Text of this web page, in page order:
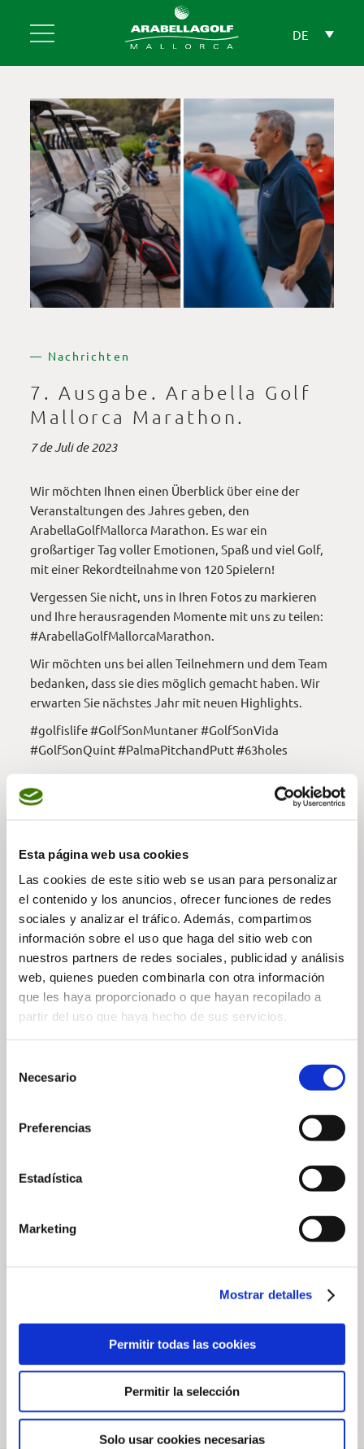
Esta página web usa cookies
Las cookies de este sitio web se usan para personalizar
el contenido y los anuncios, ofrecer funciones de redes
sociales y analizar el tráfico. Además, compartimos
información sobre el uso que haga del sitio web con
nuestros partners de redes sociales, publicidad y análisis
web, quienes pueden combinarla con otra información
que les haya proporcionado o que hayan recopilado a
partir del uso que haya hecho de sus servicios.
Necesario
Preferencias
Estadística
Marketing
Mostrar detalles
Permitir todas las cookies
Permitir la selección
Solo usar cookies necesarias
content
DE
— Nachrichten
7. Ausgabe. Arabella Golf
Mallorca Marathon.
7 de Juli de 2023
Wir möchten Ihnen einen Überblick über eine der
Veranstaltungen des Jahres geben, den
ArabellaGolfMallorca Marathon. Es war ein
großartiger Tag voller Emotionen, Spaß und viel Golf,
mit einer Rekordteilnahme von 120 Spielern!
Vergessen Sie nicht, uns in Ihren Fotos zu markieren
und Ihre herausragenden Momente mit uns zu teilen:
#ArabellaGolfMallorcaMarathon.
Wir möchten uns bei allen Teilnehmern und dem Team
bedanken, dass sie dies möglich gemacht haben. Wir
erwarten Sie nächstes Jahr mit neuen Highlights.
#golfislife #GolfSonMuntaner #GolfSonVida
#GolfSonQuint #PalmaPitchandPutt #63holes
VIDEO ANSEHEN —
— Inhalt teilen
— Verwandte Nachrichten
SOM Charity
Fotowettbewerb
Arabella Golf
Mallorca
20. Juli 2026